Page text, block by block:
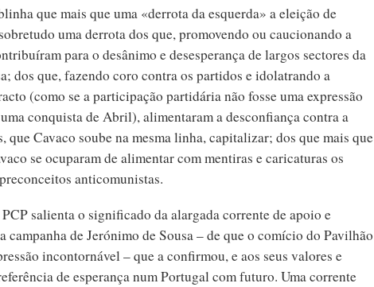
que mais que uma «derrota da esquerda» a eleição de
uma derrota dos que, promovendo ou caucionando a
para o desânimo e desesperança de largos sectores da
dos que, fazendo coro contra os partidos e idolatrando a
(como se a participação partidária não fosse uma expressão
conquista de Abril), alimentaram a desconfiança contra a
Cavaco soube na mesma linha, capitalizar; dos que mais que
se ocuparam de alimentar com mentiras e caricaturas os
anticomunistas.
salienta o significado da alargada corrente de apoio e
campanha de Jerónimo de Sousa – de que o comício do Pavilhão
incontornável – que a confirmou, e aos seus valores e
de esperança num Portugal com futuro. Uma corrente